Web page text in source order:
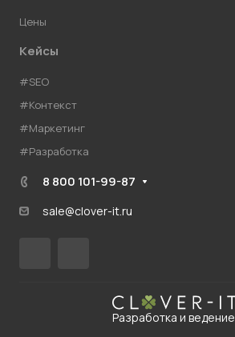
Цены
Кейсы
#SEO
#Контекст
#Маркетинг
#Разработка
8 800 101-99-87
sale@clover-it.ru
Разработка и ведение